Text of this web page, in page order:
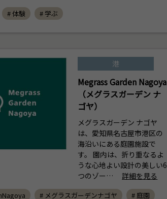
# 体験 # 学ぶ
港
Megrass Garden Nagoya
（メグラスガーデン ナ
ゴヤ）
メグラスガーデン ナゴヤ
は、愛知県名古屋市港区の
海沿いにある庭園施設で
す。 園内は、折り重なるよ
うな心地よい設計の美しい6
つのゾー…
詳細を見る
# メグラスガーデンナゴヤ # 庭園